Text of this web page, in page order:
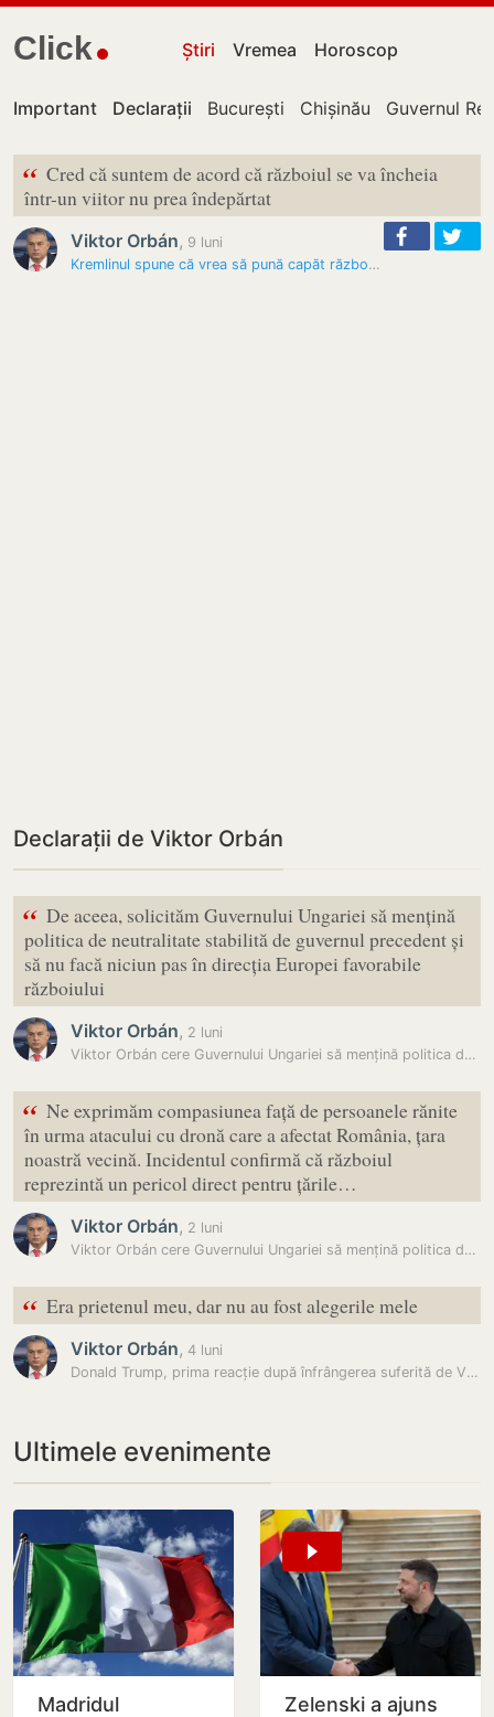
Click Știri Vremea Horoscop
Important Declarații București Chișinău Guvernul
“ Cred că suntem de acord că războiul se va încheia
într-un viitor nu prea îndepărtat
Viktor Orbán, 9 luni
Kremlinul spune că vrea să pună capăt războiului din Ucraina, dar că…
Declarații de Viktor Orbán
“ De aceea, solicităm Guvernului Ungariei să mențină
politica de neutralitate stabilită de guvernul precedent și
să nu facă niciun pas în direcția Europei favorabile
războiului
Viktor Orbán, 2 luni
Viktor Orbán cere Guvernului Ungariei să mențină politica de…
“ Ne exprimăm compasiunea față de persoanele rănite
în urma atacului cu dronă care a afectat România, țara
noastră vecină. Incidentul confirmă că războiul
reprezintă un pericol direct pentru țările…
Viktor Orbán, 2 luni
Viktor Orbán cere Guvernului Ungariei să mențină politica de…
“ Era prietenul meu, dar nu au fost alegerile mele
Viktor Orbán, 4 luni
Donald Trump, prima reacție după înfrângerea suferită de Viktor Orban:…
Ultimele evenimente
Madridul
Zelenski a ajuns